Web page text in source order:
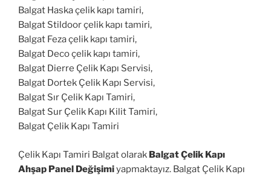
Balgat Haska çelik kapı tamiri,
Balgat Stildoor çelik kapı tamiri,
Balgat Feza çelik kapı tamiri,
Balgat Deco çelik kapı tamiri,
Balgat Dierre Çelik Kapı Servisi,
Balgat Dortek Çelik Kapı Servisi,
Balgat Sır Çelik Kapı Tamiri,
Balgat Sur Çelik Kapı Kilit Tamiri,
Balgat Çelik Kapı Tamiri
Çelik Kapı Tamiri Balgat olarak Balgat Çelik Kapı
Ahşap Panel Değişimiyapmaktayız. Balgat Çelik Kapı